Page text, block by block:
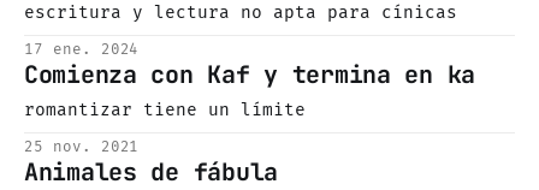
escritura y lectura no apta para cínicas
17 ene. 2024
Comienza con Kaf y termina en ka
romantizar tiene un límite
25 nov. 2021
Animales de fábula